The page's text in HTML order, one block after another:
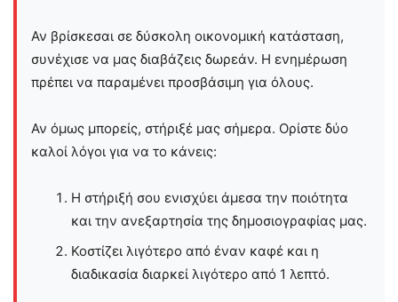
Αν βρίσκεσαι σε δύσκολη οικονομική κατάσταση,
συνέχισε να μας διαβάζεις δωρεάν. Η ενημέρωση
πρέπει να παραμένει προσβάσιμη για όλους.
Αν όμως μπορείς, στήριξέ μας σήμερα. Ορίστε δύο
καλοί λόγοι για να το κάνεις:
Η στήριξή σου ενισχύει άμεσα την ποιότητα
και την ανεξαρτησία της δημοσιογραφίας μας.
Κοστίζει λιγότερο από έναν καφέ και η
διαδικασία διαρκεί λιγότερο από 1 λεπτό.